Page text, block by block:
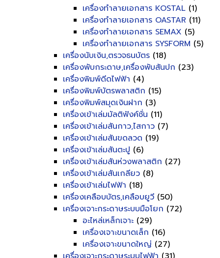
เครื่องทำลายเอกสาร KOSTAL (1)
เครื่องทำลายเอกสาร OASTAR (11)
เครื่องทำลายเอกสาร SEMAX (5)
เครื่องทำลายเอกสาร SYSFORM (5)
เครื่องนับเงิน,ตรวจธนบัตร (18)
เครื่องพับกระดาษ,เครื่องพับสันปก (23)
เครื่องพิมพ์ดีดไฟฟ้า (4)
เครื่องพิมพ์บัตรพลาสติก (15)
เครื่องพิมพ์สมุดเงินฝาก (3)
เครื่องเข้าเล่มมัลติฟังค์ชั่น (11)
เครื่องเข้าเล่มสันกาว,ไสกาว (7)
เครื่องเข้าเล่มสันขดลวด (19)
เครื่องเข้าเล่มสันตะปู (6)
เครื่องเข้าเล่มสันห่วงพลาสติก (27)
เครื่องเข้าเล่มสันเกลียว (8)
เครื่องเข้าเล่มไฟฟ้า (18)
เครื่องเคลือบบัตร,เคลือบยูวี (50)
เครื่องเจาะกระดาษระบบมือโยก (72)
อะไหล่เหล็กเจาะ (29)
เครื่องเจาะขนาดเล็ก (16)
เครื่องเจาะขนาดใหญ่ (27)